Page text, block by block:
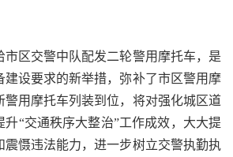
区交警中队配发二轮警用摩托车，是
建设要求的新举措，弥补了市区警用摩
警用摩托车列装到位，将对强化城区道
升“交通秩序大整治”工作成效，大大提
震慑违法能力，进一步树立交警执勤执